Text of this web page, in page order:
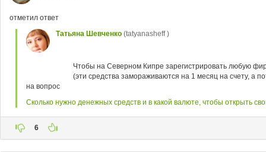
отметил ответ
Татьяна Шевченко (tatyanasheff )
Чтобы на Северном Кипре зарегистрировать любую
(эти средства замораживаются на 1 месяц на счету, а
на вопрос
Сколько нужно денежных средств и в какой валюте, чтобы открыть
6